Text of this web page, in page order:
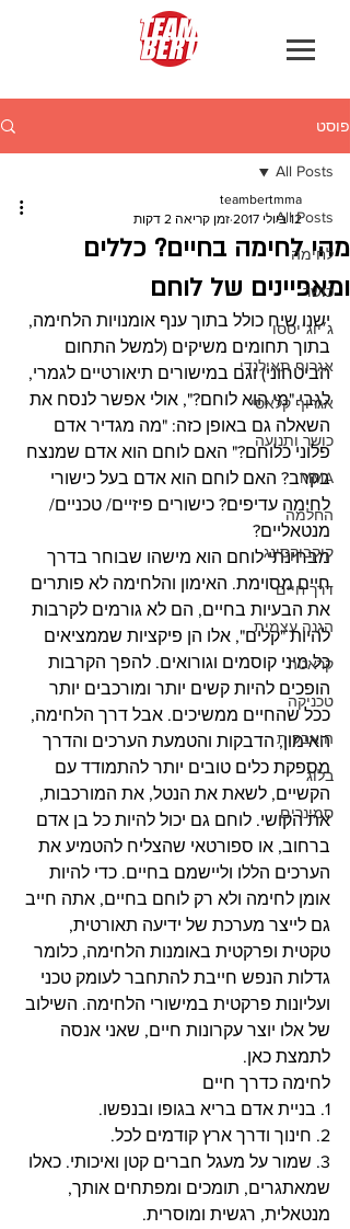
פוסט
All Posts
לחימה
כושר
ג׳יוג׳יטסו
אגרוף תאילנדי
אגרוף קלאסי
כושר ותנועה
MMA
החלמה
קיקבוקסינג
דרך חיים
הגנה עצמית
קראטה
טכניקה
היאבקות
בלוג
סמינרים
All Posts
מהי לחימה בחיים? כללים
ומאפיינים של לוחם
teambertmma
12 ביולי 2017
זמן קריאה 2 דקות
ישנו שיח כולל בתוך ענף אומנויות הלחימה,
בתוך תחומים משיקים (למשל התחום
הביטחוני) וגם במישורים תיאורטיים לגמרי,
לגבי "מי הוא לוחם?", אולי אפשר לנסח את
השאלה גם באופן כזה: "מה מגדיר אדם
פלוני כלוחם?" האם לוחם הוא אדם שמנצח
בקרב? האם לוחם הוא אדם בעל כישורי
לחימה עדיפים? כישורים פיזיים/ טכניים/
מנטאליים?
מבחינתי לוחם הוא מישהו שבוחר בדרך
חיים מסוימת. האימון והלחימה לא פותרים
את הבעיות בחיים, הם לא גורמים לקרבות
להיות "קלים", אלו הן פיקציות שממציאים
כל מיני קוסמים וגורואים. להפך הקרבות
הופכים להיות קשים יותר ומורכבים יותר
ככל שהחיים ממשיכים. אבל דרך הלחימה,
האימון, הדבקות והטמעת הערכים והדרך
מספקת כלים טובים יותר להתמודד עם
הקשיים, לשאת את הנטל, את המורכבות,
את הקושי. לוחם גם יכול להיות כל בן אדם
ברחוב, או ספורטאי שהצליח להטמיע את
הערכים הללו וליישמם בחיים. כדי להיות
אומן לחימה ולא רק לוחם בחיים, אתה חייב
גם לייצר מערכת של ידיעה תאורטית,
טקטית ופרקטית באומנות הלחימה, כלומר
גדלות הנפש חייבת להתחבר לעומק טכני
ועליונות פרקטית במישורי הלחימה. השילוב
של אלו יוצר עקרונות חיים, שאני אנסה
לתמצת כאן.
לחימה כדרך חיים
1. בניית אדם בריא בגופו ובנפשו.
2. חינוך ודרך ארץ קודמים לכל.
3. שמור על מעגל חברים קטן ואיכותי. כאלו
שמאתגרים, תומכים ומפתחים אותך,
מנטאלית, רגשית ומוסרית.